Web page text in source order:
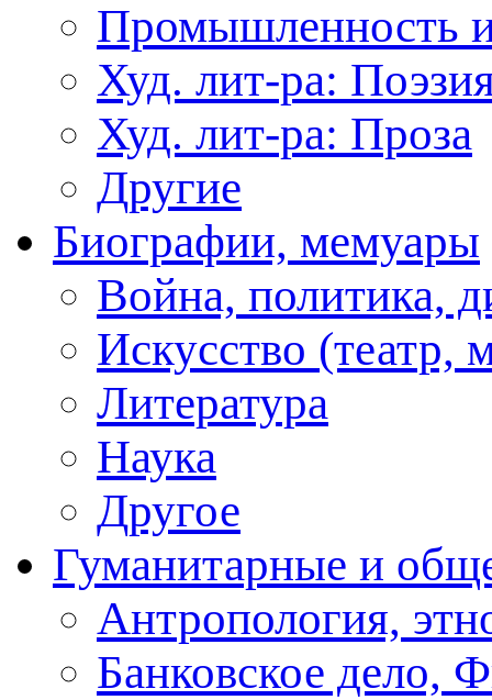
Промышленность
Худ. лит-ра:
Худ. лит-ра: Проза
Другие
Биографии, мемуары
Война, политика,
Искусство (театр,
Литература
Наука
Другое
Гуманитарные и
Антропология,
Банковское дело,